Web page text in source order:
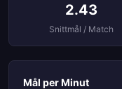
2.43
Snittmål / Match
Mål per Minut